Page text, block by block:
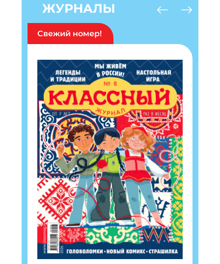
ЖУРНАЛЫ
Свежий номер!